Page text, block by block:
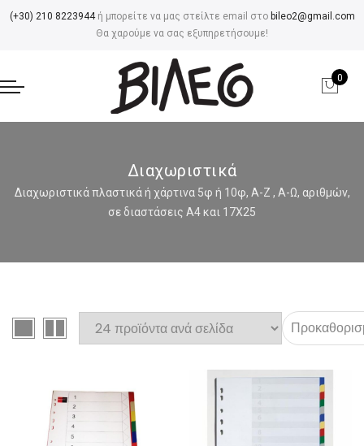
(+30) 210 8223944ή μπορείτε να μας στείλτε email στο bileo2@gmail.com
Θα χαρούμε να σας εξυπηρετήσουμε!
0
Διαχωριστικά
Διαχωριστικά πλαστικά ή χάρτινα 5φ ή 10φ, Α-Ζ , Α-Ω, αριθμών,
σε διαστάσεις Α4 και 17Χ25